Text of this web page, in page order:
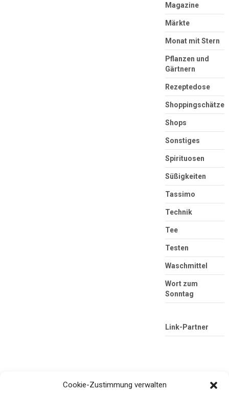
Magazine
Märkte
Monat mit Stern
Pflanzen und
Gärtnern
Rezeptedose
Shoppingschätze
Shops
Sonstiges
Spirituosen
Süßigkeiten
Tassimo
Technik
Tee
Testen
Waschmittel
Wort zum
Sonntag
Link-Partner
Cookie-Zustimmung verwalten